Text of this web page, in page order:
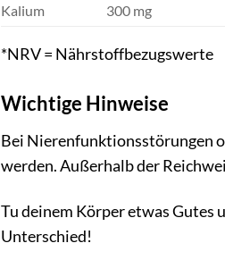
Kalium
300 mg
*NRV = Nährstoffbezugswerte
Wichtige Hinweise
Bei Nierenfunktionsstörungen
werden. Außerhalb der
Tu deinem Körper etwas Gutes
Unterschied!